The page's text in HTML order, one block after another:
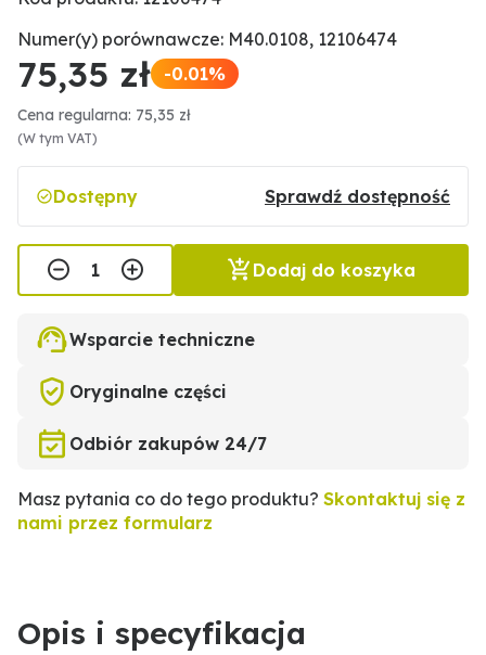
Numer(y) porównawcze: M40.0108, 12106474
75,35 zł -0.01%
Cena regularna: 75,35 zł
(W tym VAT)
Dostępny Sprawdź dostępność
Dodaj do koszyka
Wsparcie techniczne
Oryginalne części
Odbiór zakupów 24/7
Masz pytania co do tego produktu? Skontaktuj się z
nami przez formularz
Opis i specyfikacja